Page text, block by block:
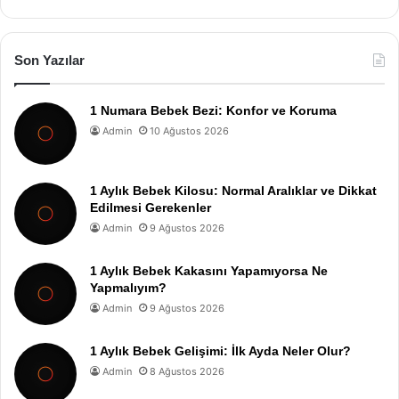
Son Yazılar
1 Numara Bebek Bezi: Konfor ve Koruma
Admin 10 Ağustos 2026
1 Aylık Bebek Kilosu: Normal Aralıklar ve Dikkat
Edilmesi Gerekenler
Admin 9 Ağustos 2026
1 Aylık Bebek Kakasını Yapamıyorsa Ne
Yapmalıyım?
Admin 9 Ağustos 2026
1 Aylık Bebek Gelişimi: İlk Ayda Neler Olur?
Admin 8 Ağustos 2026